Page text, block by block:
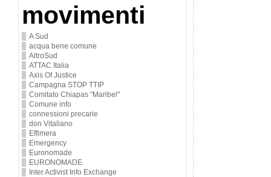
movimenti
A Sud
acqua bene comune
AltroSud
ATTAC Italia
Axis Of Justice
Campagna STOP TTIP
Comitato Chiapas "Maribel"
Comune info
connessioni precarie
don Vitaliano
Effimera
Emergency
Euronomade
EURONOMADE
Inter Activist Info Exchange